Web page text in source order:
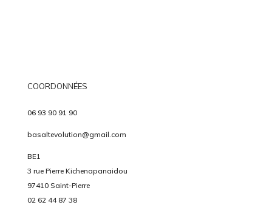
COORDONNÉES
06 93 90 91 90
basaltevolution@gmail.com
BE1
3 rue Pierre Kichenapanaidou
97410 Saint-Pierre
02 62 44 87 38